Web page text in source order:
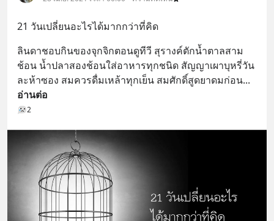
หลับมีประสิทธิภาพมากยิ่งขึ้น 📍 สนใจ
สั่งซื้อสินค้า Diip CBD 💬 LINE :
@diipgeek 🔗 หรือกดลิงก์
https://lin.ee/U91Fzyz
21 วันเปลี่ยนอะไรได้มากกว่าที่คิด
ลินดาชอบกินของจุกจิกตอนดูทีวี สุรางค์ตักน้ำตาลสาม
ช้อน น้ำปลาสองช้อนใส่อาหารทุกชนิด สัญญาเผาบุหรี่วัน
ละห้าซอง สมควรดื่มเหล้าทุกเย็น สมศักดิ์สูดยาดมก่อน
อ่านต่อ
2